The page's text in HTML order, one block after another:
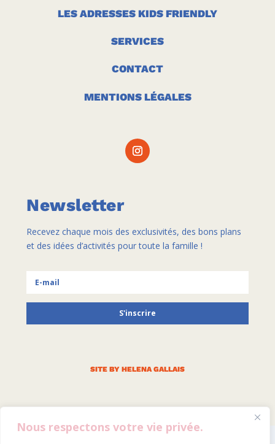
Nous respectons votre vie privée.
LES ADRESSES KIDS FRIENDLY
SERVICES
CONTACT
MENTIONS LÉGALES
Newsletter
Recevez chaque mois des exclusivités, des bons plans
et des idées d’activités pour toute la famille !
S'inscrire
SITE BY HELENA GALLAIS